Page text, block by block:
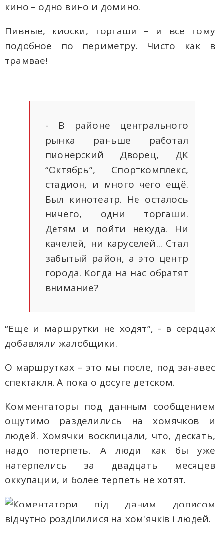
кино – одно вино и домино.
Пивные, киоски, торгаши – и все тому
подобное по периметру. Чисто как в
трамвае!
- В районе центрального
рынка раньше работал
пионерский Дворец, ДК
“Октябрь”, Спорткомплекс,
стадион, и много чего ещё.
Был кинотеатр. Не осталось
ничего, одни торгаши.
Детям и пойти некуда. Ни
качелей, ни каруселей... Стал
забытый район, а это центр
города. Когда на нас обратят
внимание?
“Еще и маршрутки не ходят”, - в сердцах
добавляли жалобщики.
О маршрутках – это мы после, под занавес
спектакля. А пока о досуге детском.
Комментаторы под данным сообщением
ощутимо разделились на хомячков и
людей. Хомячки восклицали, что, дескать,
надо потерпеть. А люди как бы уже
натерпелись за двадцать месяцев
оккупации, и более терпеть не хотят.